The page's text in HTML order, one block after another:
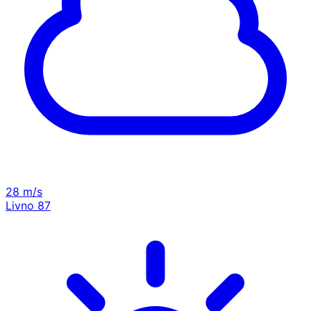
28 m/s
Livno 87